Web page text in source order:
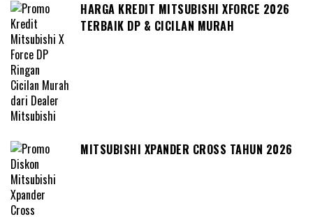
HARGA KREDIT MITSUBISHI XFORCE 2026
TERBAIK DP & CICILAN MURAH
MITSUBISHI XPANDER CROSS TAHUN 2026